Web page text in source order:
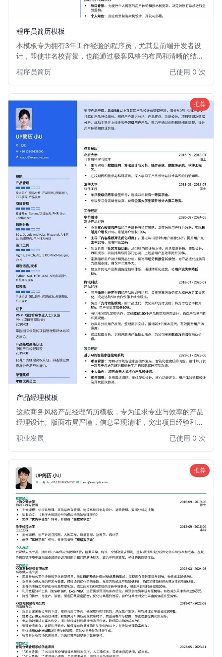
程序员简历模板
本模板专为拥有3年工作经验的程序员，尤其是前端开发者设
计，即使非名校背景，也能通过极客风格的布局和清晰的结
助候选人快速吸引招聘官眼球，提升面试机会。
程序员简历 已使用 0 次
推荐
产品经理模板
这款商务风格产品经理简历模板，专为追求专业与效率的产品
经理设计。版面布局严谨，信息呈现清晰，突出项目经验和数
能力。适用于各行业产品经理职位，尤其适合有一定工作经验
的求职者。
职业发展 已使用 0 次
推荐